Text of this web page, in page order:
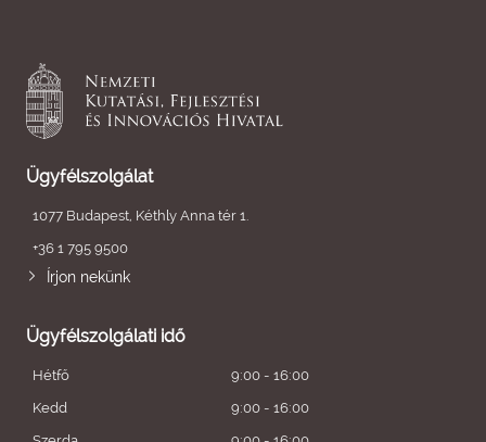
Ügyfélszolgálat
1077 Budapest, Kéthly Anna tér 1.
+36 1 795 9500
Írjon nekünk
Ügyfélszolgálati idő
Hétfő
9:00 - 16:00
Kedd
9:00 - 16:00